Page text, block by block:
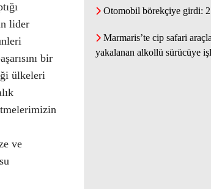
lider
bir
ülkeleri
ve
Otomobil börekçiye girdi: 2
Marmaris’te cip safari
yakalanan alkollü sürücüye